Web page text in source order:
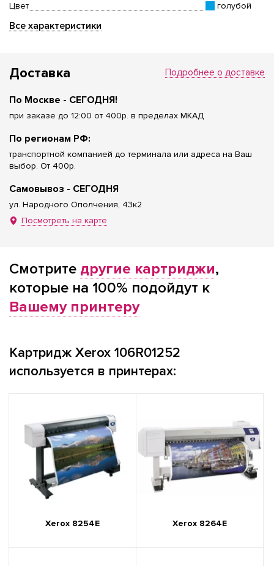
Цвет
голубой
Все характеристики
Доставка
По Москве - СЕГОДНЯ!
при заказе до 12:00 от 400р. в пределах МКАД
По регионам РФ:
транспортной компанией до терминала или адреса на Ваш
выбор. От 400р.
Самовывоз - СЕГОДНЯ
ул. Народного Ополчения, 43к2
Посмотреть на карте
Подробнее о доставке
Смотрите другие картриджи,
которые на 100% подойдут к
Вашему принтеру
Картридж Xerox 106R01252
используется в принтерах:
Xerox 8254E Xerox 8264E